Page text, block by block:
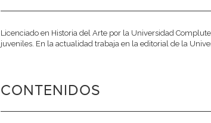
Licenciado en Historia del Arte por la Universidad
juveniles. En la actualidad trabaja en la editorial de la
CONTENIDOS